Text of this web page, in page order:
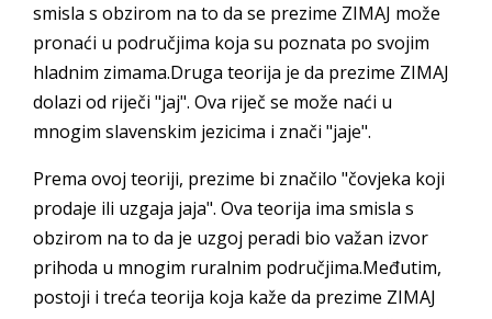
smisla s obzirom na to da se prezime ZIMAJ može
pronaći u područjima koja su poznata po svojim
hladnim zimama.Druga teorija je da prezime ZIMAJ
dolazi od riječi "jaj". Ova riječ se može naći u
mnogim slavenskim jezicima i znači "jaje".
Prema ovoj teoriji, prezime bi značilo "čovjeka koji
prodaje ili uzgaja jaja". Ova teorija ima smisla s
obzirom na to da je uzgoj peradi bio važan izvor
prihoda u mnogim ruralnim područjima.Međutim,
postoji i treća teorija koja kaže da prezime ZIMAJ